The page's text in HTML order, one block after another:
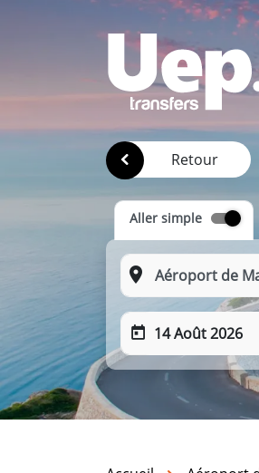
Retour
Aller simple
14 Août 2026